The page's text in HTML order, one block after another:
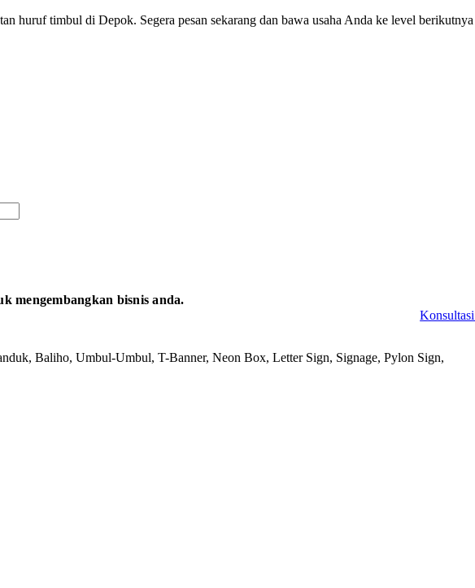
huruf timbul di Depok. Segera pesan sekarang dan bawa usaha Anda ke level berikutnya
mengembangkan bisnis anda.
Baliho, Umbul-Umbul, T-Banner, Neon Box, Letter Sign, Signage, Pylon Sign,